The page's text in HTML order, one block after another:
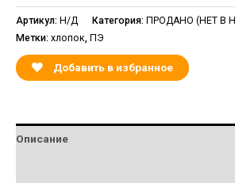
Артикул: Н/Д Категория: ПРОДАНО (НЕТ В
Метки: хлопок ПЭ
Добавить в избранное
Описание